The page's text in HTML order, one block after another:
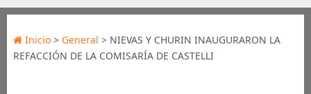
Inicio> General > NIEVAS Y CHURIN INAUGURARON LA
REFACCIÓN DE LA COMISARÍA DE CASTELLI